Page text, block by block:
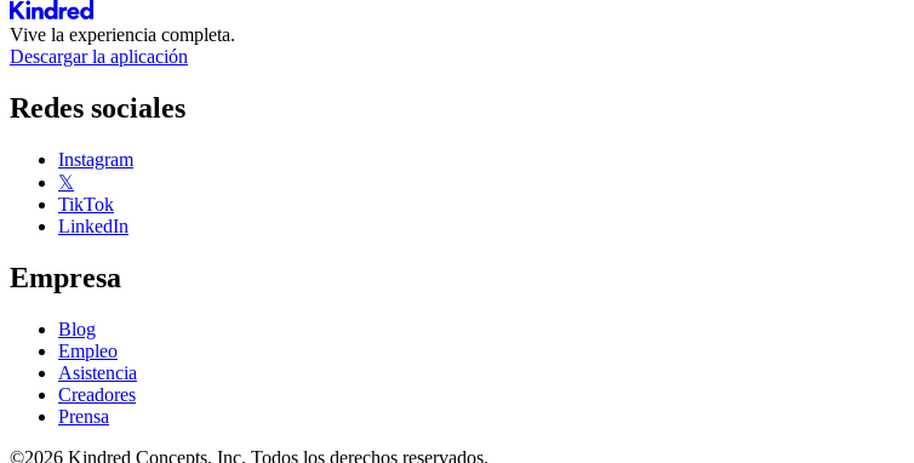
Vive la experiencia completa.
Descargar la aplicación
Redes sociales
Instagram
𝕏
TikTok
LinkedIn
Empresa
Blog
Empleo
Asistencia
Creadores
Prensa
©2026 Kindred Concepts, Inc. Todos los derechos reservados.